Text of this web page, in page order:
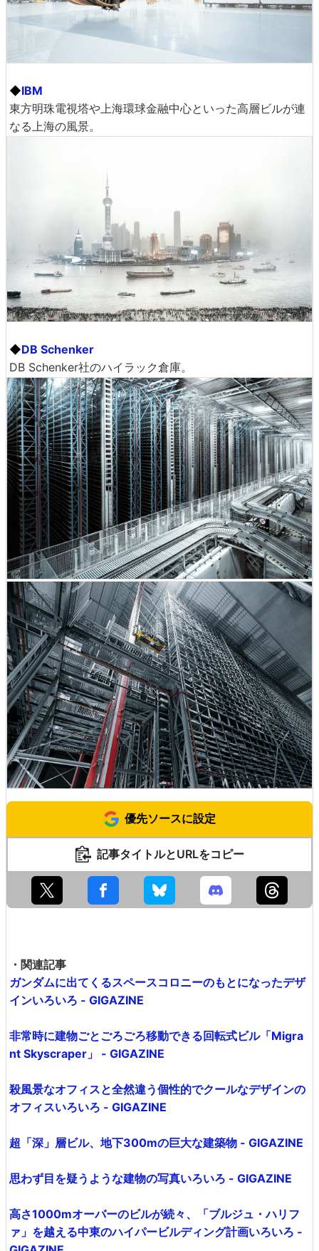
◆IBM
東方明珠電視塔や上海環球金融中心といった高層ビルが連
なる上海の風景。
◆DB Schenker
DB Schenker社のハイラック倉庫。
優先ソースに設定
記事タイトルとURLをコピー
・関連記事
ガンダムに出てくるスペースコロニーのもとになったデザ
インいろいろ - GIGAZINE
非常時に建物ごとごろごろ移動できる回転式ビル「Migra
nt Skyscraper」 - GIGAZINE
殺風景なオフィスと全然違う個性的でクールなデザインの
オフィスいろいろ - GIGAZINE
超「深」層ビル、地下300mの巨大な建築物 - GIGAZINE
思わず目を疑うような建物の写真いろいろ - GIGAZINE
高さ1000mオーバーのビルが続々、「ブルジュ・ハリフ
ァ」を越える中東のハイパービルディング計画いろいろ -